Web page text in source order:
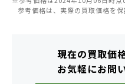
参考価格は、実際の買取価格を
現在の買取価
お気軽にお問